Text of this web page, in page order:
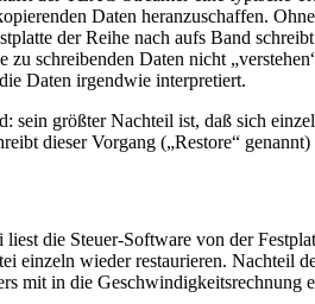
Daten heranzuschaffen.
der Reihe nach aufs Band
zu schreibenden Daten nicht
Daten irgendwie interpretiert.
sein größter Nachteil ist, daß sich
dieser Vorgang („Restore“ genannt)
die Steuer-Software von der
einzeln wieder restaurieren. Nachteil
mit in die